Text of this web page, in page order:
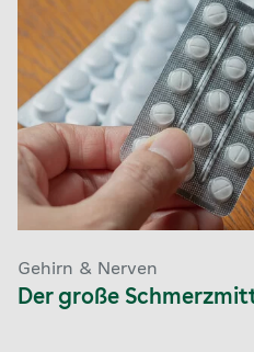
Gehirn & Nerven
Der große